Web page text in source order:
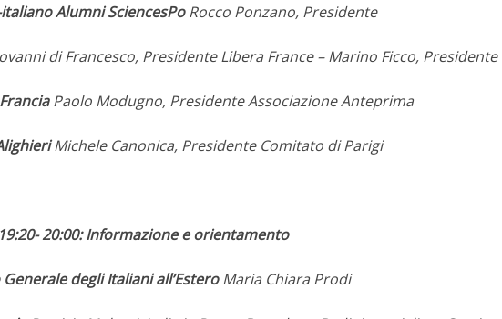
Alumni SciencesPoRocco Ponzano, Presidente
di Francesco, Presidente Libera France – Marino Ficco, Presidente
Paolo Modugno, Presidente Associazione Anteprima
Michele Canonica, Presidente Comitato di Parigi
20:00: Informazione e orientamento
degli Italiani all’EsteroMaria Chiara Prodi